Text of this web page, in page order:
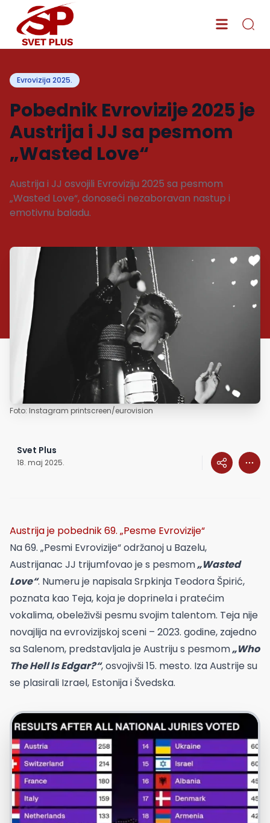
Evrovizija 2025.
Pobednik Evrovizije 2025 je
Austrija i JJ sa pesmom
„Wasted Love“
Austrija i JJ osvojili Evroviziju 2025 sa pesmom
„Wasted Love“, donoseći nezaboravan nastup i
emotivnu baladu.
Foto: Instagram printscreen/eurovision
Svet Plus
18. maj 2025.
Austrija je pobednik 69. „Pesme Evrovizije“
Na 69. „Pesmi Evrovizije“ održanoj u Bazelu,
Austrijanac JJ trijumfovao je s pesmom„Wasted
Love“. Numeru je napisala Srpkinja Teodora Špirić,
poznata kao Teja, koja je doprinela i pratećim
vokalima, obeleživši pesmu svojim talentom. Teja nije
novajlija na evrovizijskoj sceni – 2023. godine, zajedno
sa Salenom, predstavljala je Austriju s pesmom„Who
The Hell Is Edgar?“, osvojivši 15. mesto. Iza Austrije su
se plasirali Izrael, Estonija i Švedska.